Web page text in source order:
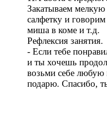
Закатываем
салфетку и
миша в коме и т.д.
Рефлексия занятия.
- Если тебе
и ты хочешь
возьми себе любую
подарю. Спасибо,